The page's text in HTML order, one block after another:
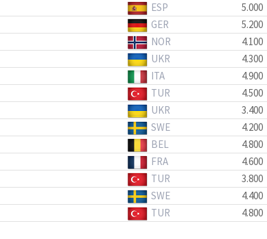
ESP 5.000
GER 5.200
NOR 4.100
UKR 4.300
ITA 4.900
TUR 4.500
UKR 3.400
SWE 4.200
BEL 4.800
FRA 4.600
TUR 3.800
SWE 4.400
TUR 4.800